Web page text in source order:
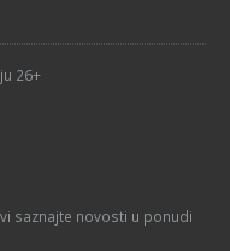
26+
saznajte novosti u ponudi